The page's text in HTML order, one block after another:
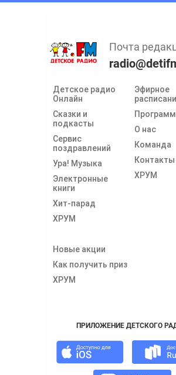
Детское радио
Онлайн
Сказки и
подкасты
Сервис
поздравлений
Ура! Музыка
Электронные
книги
Хит-парад
ХРУМ
Эфирное
О нас
Команда
Контакты
ХРУМ
Новые акции
Как получить приз
ХРУМ
Почта
ПРИЛОЖЕНИЕ ДЕТСКОГО